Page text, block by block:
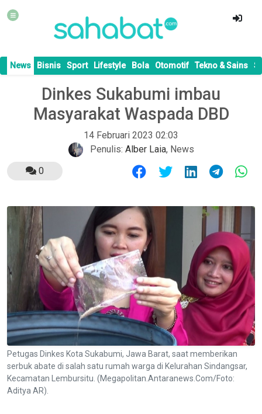
News Bisnis Sport Lifestyle Bola Otomotif Tekno & Sains
Dinkes Sukabumi imbau
Masyarakat Waspada DBD
14 Februari 2023 02:03
Penulis: Alber Laia, News
0
Petugas Dinkes Kota Sukabumi, Jawa Barat, saat memberikan
serbuk abate di salah satu rumah warga di Kelurahan Sindangsar,
Kecamatan Lembursitu. (Megapolitan.Antaranews.Com/Foto:
Aditya AR).